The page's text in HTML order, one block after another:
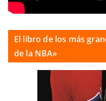
El libro de los más
de la NBA»